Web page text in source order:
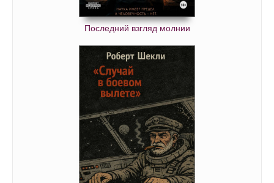
Последний взгляд молнии